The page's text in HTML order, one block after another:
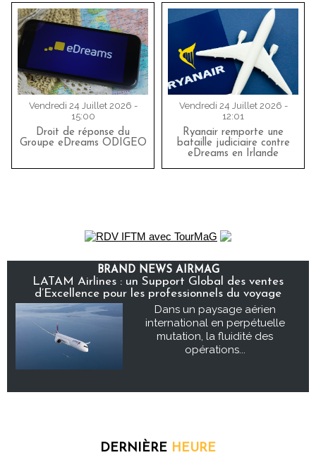
Vendredi 24 Juillet 2026 -
15:00
Droit de réponse du
Groupe eDreams ODIGEO
Vendredi 24 Juillet 2026 -
12:01
Ryanair remporte une
bataille judiciaire contre
eDreams en Irlande
BRAND NEWS AIRMAG
LATAM Airlines : un Support Global des ventes
d’Excellence pour les professionnels du voyage
Dans un paysage aérien
international en perpétuelle
mutation, la fluidité des
opérations...
DERNIÈRE HEURE